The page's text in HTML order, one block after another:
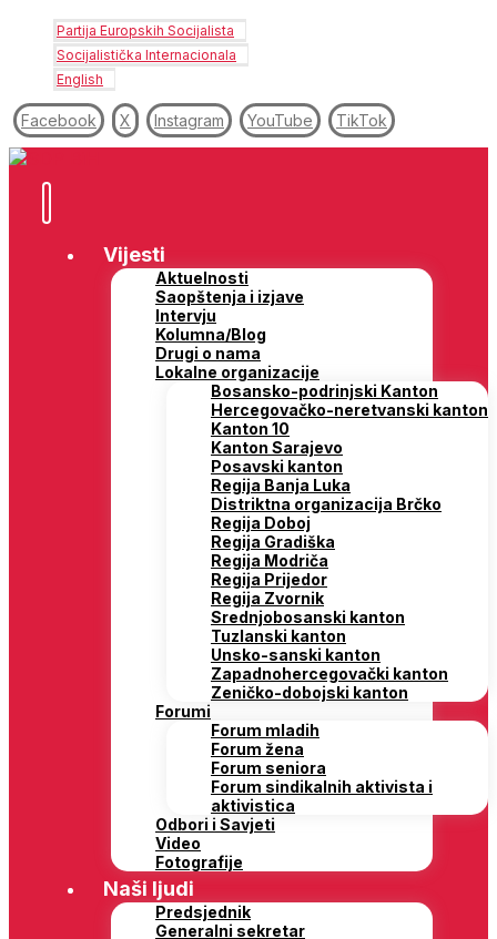
Partija Europskih Socijalista
Socijalistička Internacionala
English
Facebook X Instagram YouTube TikTok
Vijesti
Aktuelnosti
Saopštenja i izjave
Intervju
Kolumna/Blog
Drugi o nama
Lokalne organizacije
Bosansko-podrinjski Kanton
Hercegovačko-neretvanski kanton
Kanton 10
Kanton Sarajevo
Posavski kanton
Regija Banja Luka
Distriktna organizacija Brčko
Regija Doboj
Regija Gradiška
Regija Modriča
Regija Prijedor
Regija Zvornik
Srednjobosanski kanton
Tuzlanski kanton
Unsko-sanski kanton
Zapadnohercegovački kanton
Zeničko-dobojski kanton
Forumi
Forum mladih
Forum žena
Forum seniora
Forum sindikalnih aktivista i
aktivistica
Odbori i Savjeti
Video
Fotografije
Naši ljudi
Predsjednik
Generalni sekretar